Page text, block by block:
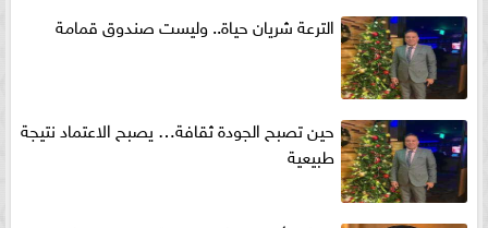
الترعة شريان حياة.. وليست صندوق قمامة
حين تصبح الجودة ثقافة… يصبح الاعتماد نتيجة
طبيعية